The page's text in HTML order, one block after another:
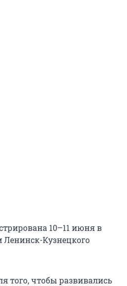
10–11 июня в
Кузнецкого
того, чтобы развивались